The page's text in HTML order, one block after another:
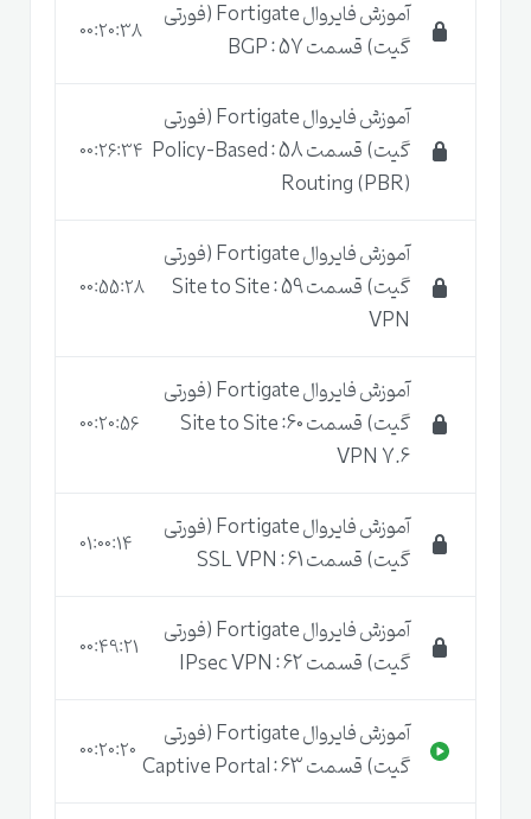
آموزش فایروال Fortigate (فورتی
گیت) قسمت 57 : BGP
00:20:38
آموزش فایروال Fortigate (فورتی
گیت) قسمت 58 : Policy-Based
Routing (PBR)
00:26:34
آموزش فایروال Fortigate (فورتی
گیت) قسمت 59 : Site to Site
VPN
00:55:28
آموزش فایروال Fortigate (فورتی
گیت) قسمت 60: Site to Site
VPN 7.6
00:20:56
آموزش فایروال Fortigate (فورتی
گیت) قسمت 61 : SSL VPN
01:00:14
آموزش فایروال Fortigate (فورتی
گیت) قسمت 62 : IPsec VPN
00:49:21
آموزش فایروال Fortigate (فورتی
گیت) قسمت 63 : Captive Portal
00:20:20